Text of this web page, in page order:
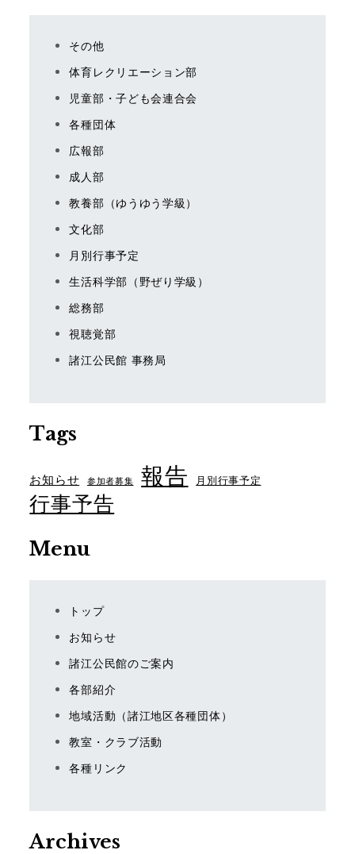
その他
体育レクリエーション部
児童部・子ども会連合会
各種団体
広報部
成人部
教養部（ゆうゆう学級）
文化部
月別行事予定
生活科学部（野ぜり学級）
総務部
視聴覚部
諸江公民館 事務局
Tags
お知らせ 参加者募集 報告 月別行事予定
行事予告
Menu
トップ
お知らせ
諸江公民館のご案内
各部紹介
地域活動（諸江地区各種団体）
教室・クラブ活動
各種リンク
Archives